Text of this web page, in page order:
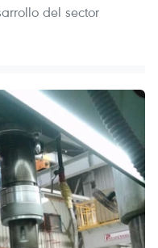
del sector